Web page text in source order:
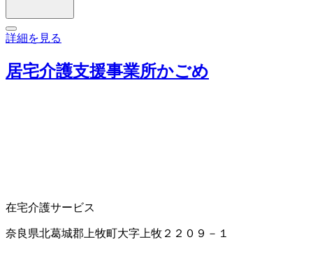
詳細を見る
居宅介護支援事業所かごめ
在宅介護サービス
奈良県北葛城郡上牧町大字上牧２２０９－１